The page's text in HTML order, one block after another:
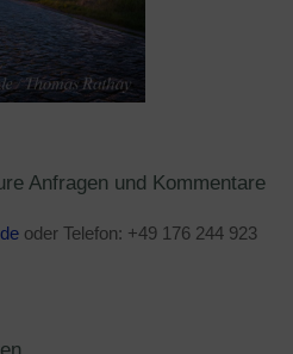
Anfragen und Kommentare
oder Telefon: +49 176 244 923